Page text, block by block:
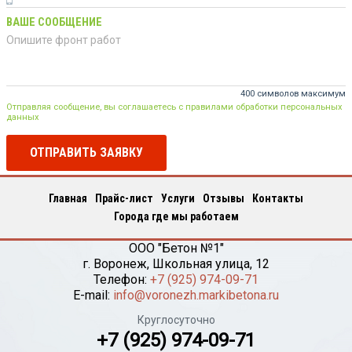
ВАШЕ СООБЩЕНИЕ
400 символов максимум
Отправляя сообщение, вы соглашаетесь с правилами обработки персональных
данных
ОТПРАВИТЬ ЗАЯВКУ
Главная Прайс-лист Услуги Отзывы
Контакты
Города где мы работаем
ООО "Бетон №1"
г. Воронеж, Школьная улица, 12
Телефон: +7 (925) 974-09-71
E-mail: info@voronezh.markibetona.ru
Круглосуточно
+7 (925) 974-09-71